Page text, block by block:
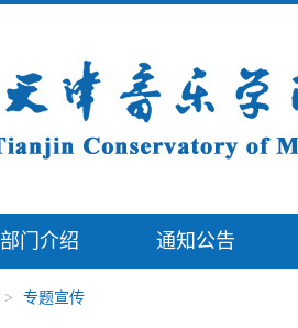
部门介绍 通知公告
> 专题宣传